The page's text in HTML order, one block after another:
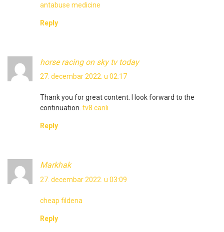
antabuse medicine
Reply
horse racing on sky tv today
27. decembar 2022. u 02:17
Thank you for great content. I look forward to the
continuation. tv8 canlı
Reply
Markhak
27. decembar 2022. u 03:09
cheap fildena
Reply